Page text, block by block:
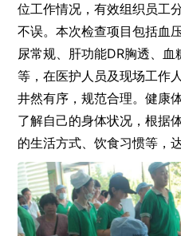
位工作情况，有效组织员工
不误。本次检查项目包括血
尿常规、肝功能DR胸透、
等，在医护人员及现场工作
井然有序，规范合理。健康
了解自己的身体状况，根据
的生活方式、饮食习惯等，